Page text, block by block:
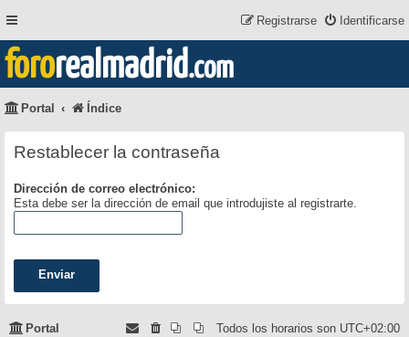
Identificarse
Registrarse
fororealmadrid.com
Portal Índice
Restablecer la contraseña
Dirección de correo electrónico:
Esta debe ser la dirección de email que introdujiste al registrarte.
Portal Todos los horarios son UTC+02:00